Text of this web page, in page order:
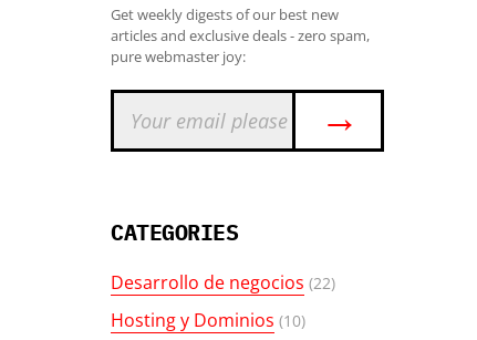
Get weekly digests of our best new
articles and exclusive deals - zero spam,
pure webmaster joy:
→
CATEGORIES
Desarrollo de negocios (22)
Hosting y Dominios (10)